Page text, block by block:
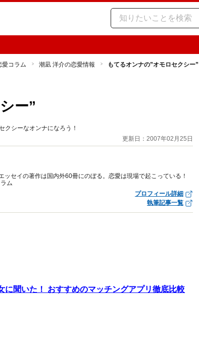
愛コラム 潮凪 洋介の恋愛情報 もてるオンナの”オモロセクシー”
ー”
クシーなオンナになろう！
更新日：2007年02月25日
セイの著作は国内外60冊にのぼる。恋愛は現場で起こっている！
ム
プロフィール詳細
執筆記事一覧
に聞いた！ おすすめのマッチングアプリ徹底比較